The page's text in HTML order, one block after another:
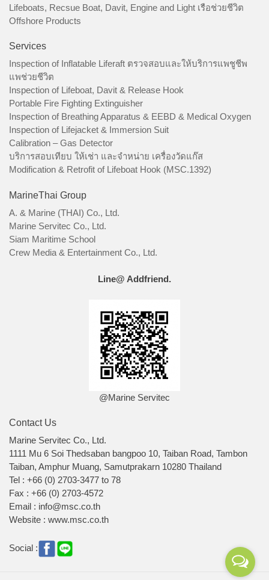
Lifeboats, Recsue Boat, Davit, Engine and Light เรือช่วยชีวิต
Offshore Products
Services
Inspection of Inflatable Liferaft ตรวจสอบและให้บริการแพชูชีพ
แพช่วยชีวิต
Inspection of Lifeboat, Davit & Release Hook
Portable Fire Fighting Extinguisher
Inspection of Breathing Apparatus & EEBD & Medical Oxygen
Inspection of Lifejacket & Immersion Suit
Calibration – Gas Detector
บริการสอบเทียบ ให้เช่า และจำหน่าย เครื่องวัดแก๊ส
Modification & Retrofit of Lifeboat Hook (MSC.1392)
MarineThai Group
A. & Marine (THAI) Co., Ltd.
Marine Servitec Co., Ltd.
Siam Maritime School
Crew Media & Entertainment Co., Ltd.
Line@ Addfriend.
@Marine Servitec
Contact Us
Marine Servitec Co., Ltd.
1111 Mu 6 Soi Thedsaban bangpoo 10, Taiban Road, Tambon
Taiban, Amphur Muang, Samutprakarn 10280 Thailand
Tel : +66 (0) 2703-3477 to 78
Fax : +66 (0) 2703-4572
Email : info@msc.co.th
Website : www.msc.co.th
Social :